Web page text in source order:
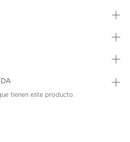
tienen este producto.